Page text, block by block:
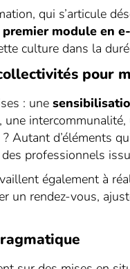
qui s’articule
premier module en
culture dans la
pour
: une
une
Autant d’éléments
professionnels
également à
un rendez-vous,